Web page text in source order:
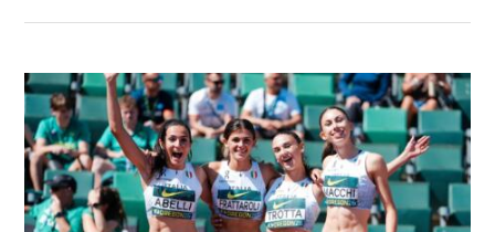
2° TROFEO RIVA | IL POST-PARTITA: commenta
con noi il match tra Cagliari e Nizza